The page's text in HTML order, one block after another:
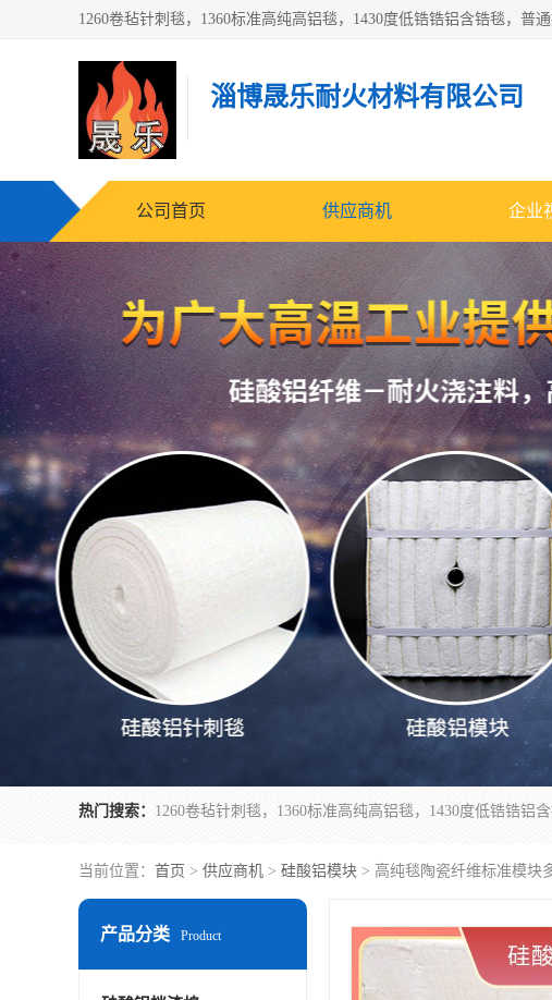
淄博晟乐耐火材料有限公司
公司首页 供应商机 企业
热门搜索：
当前位置： 首页 > 供应商机 > 硅酸铝模块 > 高纯毯陶瓷纤维标准模块
产品分类 Product